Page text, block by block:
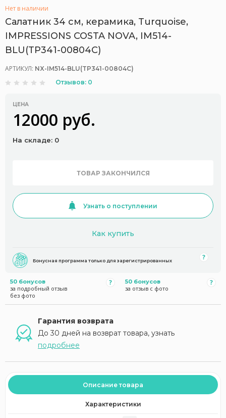
Нет в наличии
Салатник 34 см, керамика, Turquoise,
IMPRESSIONS COSTA NOVA, IM514-
BLU(TP341-00804C)
АРТИКУЛ: NX-IM514-BLU(TP341-00804C)
Отзывов: 0
ЦЕНА
12000 руб.
На складе: 0
ТОВАР ЗАКОНЧИЛСЯ
Узнать о поступлении
Как купить
Бонусная программа только для зарегистрированных
50 бонусов
за подробный отзыв
без фото
50 бонусов
за отзыв с фото
Гарантия возврата
До 30 дней на возврат товара, узнать
подробнее
Описание товара
Характеристики